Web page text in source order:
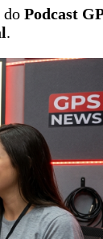
do Podcast
.